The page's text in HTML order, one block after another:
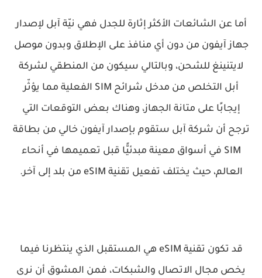
أما عن الشائعات الأكثر إثارة للجدل فهي نيّة آبل لإصدار
جهاز آيفون من دون أي منافذ على الإطلاق وبدون موصل
لايتنينغ للشحن، وبالتالي سيكون من المنطقي لشركة
أبل التخلص من مدخل شرائح SIM الفعلية مما يؤثّر
إيجابًا على متانة الجهاز، وهناك بعض التوقعات التي
ترجح أن شركة آبل ستقوم بإصدار آيفون خالي من بطاقة
SIM في أسواق معينة مبدئيًّا قبل تعميمها في أنحاء
العالم، حيث يختلف تفعيل تقنية eSIM من بلد إلى آخر.
قد تكون تقنية eSIM هي المستقبل الذي ينتظرنا فيما
يخص مجال الاتصال والشبكات، فمن المشوق أن نرى